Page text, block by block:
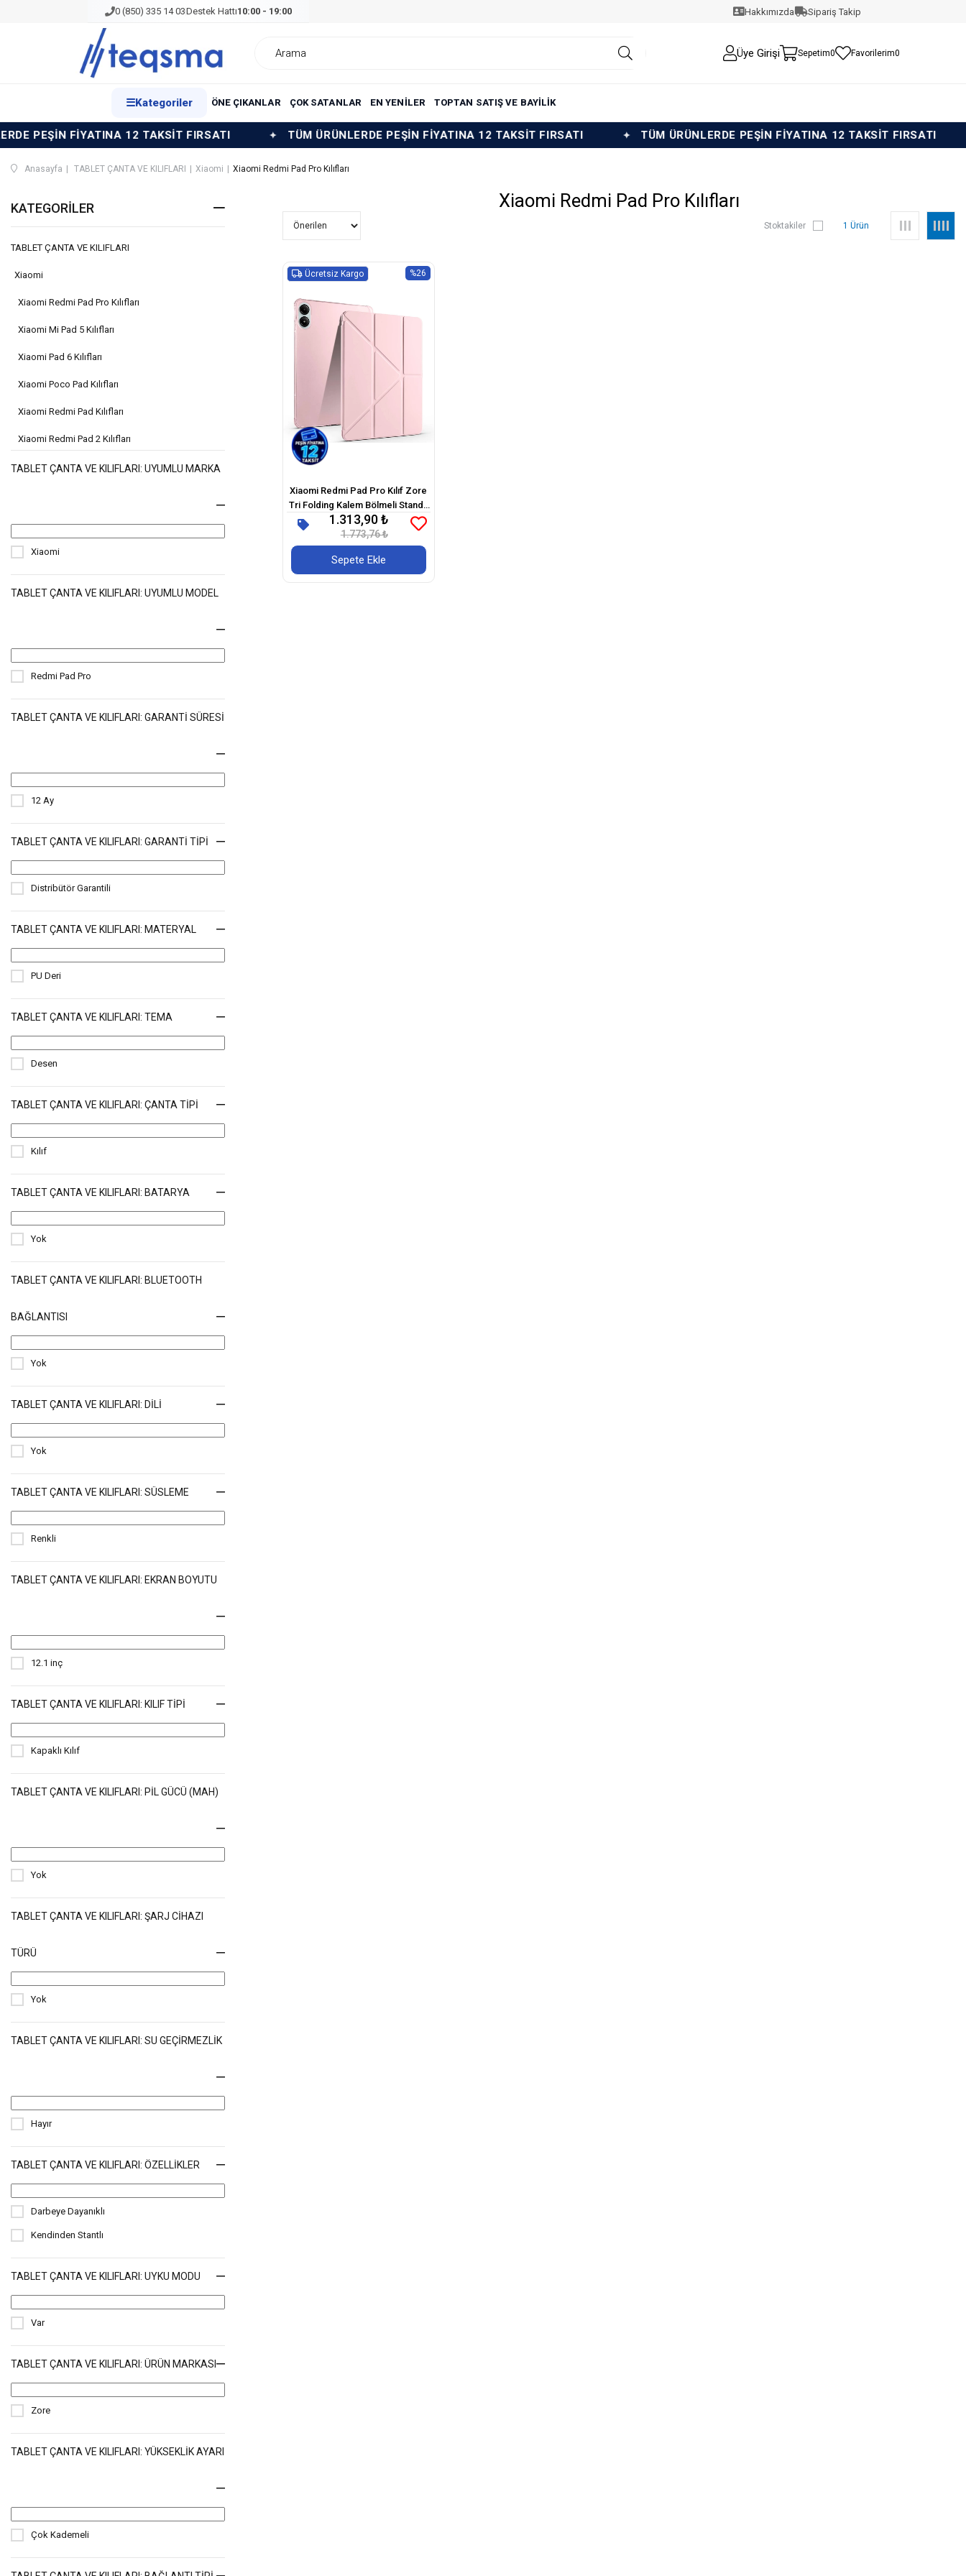
0 (850) 335 14 03Destek Hattı10:00 - 19:00 Hakkımızda Sipariş Takip
Üye Girişi Sepetim0 Favorilerim0
☰Kategoriler ÖNE ÇIKANLAR ÇOK SATANLAR EN YENİLER TOPTAN SATIŞ VE BAYİLİK
12 TAKSİT FIRSATI TÜM ÜRÜNLERDE PEŞİN FİYATINA 12 TAKSİT FIRSATI TÜM ÜRÜNLERDE PEŞİN FİYATINA 12 TAKSİT FIRSATI TÜM
Anasayfa TABLET ÇANTA VE KILIFLARI Xiaomi Xiaomi Redmi Pad Pro Kılıfları
KATEGORILER
TABLET ÇANTA VE KILIFLARI
Xiaomi
Xiaomi Redmi Pad Pro Kılıfları
Xiaomi Mi Pad 5 Kılıfları
Xiaomi Pad 6 Kılıfları
Xiaomi Poco Pad Kılıfları
Xiaomi Redmi Pad Kılıfları
Xiaomi Redmi Pad 2 Kılıfları
Xiaomi Redmi Pad SE Kılıfları
Lenovo Tab M11 Kılıfları
Xiaomi Pad 2 Kılıfları
TABLET ÇANTA VE KILIFLARI: UYUMLU MARKA
Xiaomi
TABLET ÇANTA VE KILIFLARI: UYUMLU MODEL
Redmi Pad Pro
TABLET ÇANTA VE KILIFLARI: GARANTI SÜRESI
12 Ay
TABLET ÇANTA VE KILIFLARI: GARANTI TIPI
Distribütör Garantili
TABLET ÇANTA VE KILIFLARI: MATERYAL
PU Deri
TABLET ÇANTA VE KILIFLARI: TEMA
Desen
TABLET ÇANTA VE KILIFLARI: ÇANTA TIPI
Kılıf
TABLET ÇANTA VE KILIFLARI: BATARYA
Yok
TABLET ÇANTA VE KILIFLARI: BLUETOOTH
BAĞLANTISI
Yok
TABLET ÇANTA VE KILIFLARI: DILI
Yok
TABLET ÇANTA VE KILIFLARI: SÜSLEME
Renkli
TABLET ÇANTA VE KILIFLARI: EKRAN BOYUTU
12.1 inç
TABLET ÇANTA VE KILIFLARI: KILIF TIPI
Kapaklı Kılıf
TABLET ÇANTA VE KILIFLARI: PIL GÜCÜ (MAH)
Yok
TABLET ÇANTA VE KILIFLARI: ŞARJ CIHAZI
TÜRÜ
Yok
TABLET ÇANTA VE KILIFLARI: SU GEÇIRMEZLIK
Hayır
TABLET ÇANTA VE KILIFLARI: ÖZELLIKLER
Darbeye Dayanıklı
Kendinden Stantlı
TABLET ÇANTA VE KILIFLARI: UYKU MODU
Var
TABLET ÇANTA VE KILIFLARI: ÜRÜN MARKASI
Zore
TABLET ÇANTA VE KILIFLARI: YÜKSEKLIK AYARI
Çok Kademeli
Xiaomi Redmi Pad Pro Kılıfları
Stoktakiler 1 Ürün
Xiaomi Redmi Pad Pro Kılıf Zore
Tri Folding Kalem Bölmeli Standlı
Kılıf
1.313,90 ₺
1.773,76 ₺
Sepete Ekle
%26
Ücretsiz Kargo